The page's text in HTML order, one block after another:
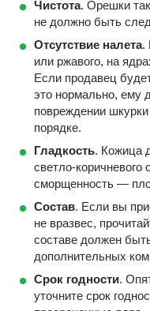
Чистота. Орешки
не должно быть
Отсутствие налета.
или ржавого, на
Если продавец
это нормально, ему
повреждении
порядке.
Гладкость. Кожица
светло-коричневого
сморщенность —
Состав. Если вы
не вразвес,
составе должен
дополнительных
Срок годности.
уточните срок